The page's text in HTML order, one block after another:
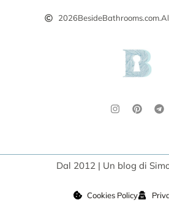
2026BesideBathrooms.com.
Dal 2012 | Un blog di
Cookies Policy